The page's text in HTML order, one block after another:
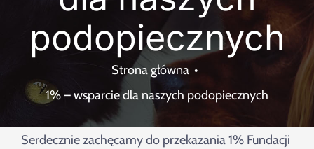
Adopcje
Wsparcie
Kontakt
podopiecznych
Strona główna
1% – wsparcie dla naszych podopiecznych
Serdecznie zachęcamy do przekazania 1% Fundacji